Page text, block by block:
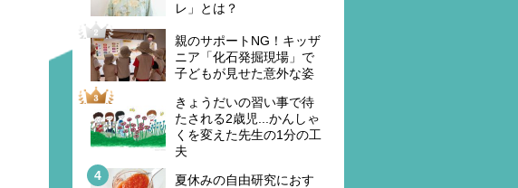
レ」とは？
親のサポートNG！キッザ
ニア「化石発掘現場」で
子どもが見せた意外な姿
きょうだいの習い事で待
たされる2歳児...かんしゃ
くを変えた先生の1分の工
夫
夏休みの自由研究におす